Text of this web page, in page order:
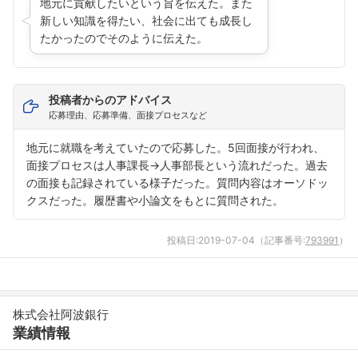
新しい知識を得たい、社会に出ても成長し
たかったのでそのように伝えた。
投稿者からのアドバイス
応募理由、応募準備、面接プロセスなど
地元に就職を考えていたので応募した。5回面接が行われ、
面接プロセスは人事課長→人事部長という流れだった。過去
の面接も記録されている様子だった。質問内容はオーソドッ
クスだった。履歴書や小論文をもとに質問された。
投稿日:2019-07-04 （記事番号:793991 ）
株式会社阿波銀行
業績情報